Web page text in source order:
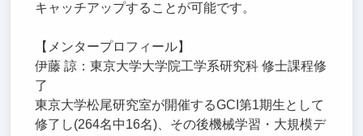
キャッチアップすることが可能です。
【メンタープロフィール】
伊藤 諒：東京大学大学院工学系研究科 修士課程修
了
東京大学松尾研究室が開催するGCI第1期生として
修了し(264名中16名)、その後機械学習・大規模デ